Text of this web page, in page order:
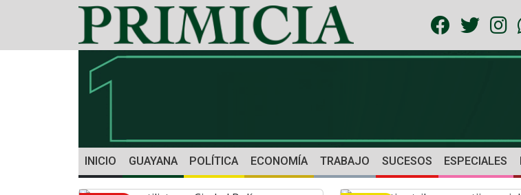
INICIO GUAYANA POLÍTICA ECONOMÍA TRABAJO SUCESOS ESPECIALES